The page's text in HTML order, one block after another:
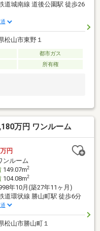
道城南線 道後公園駅 徒歩26
松山市東野１
都市ガス
所有権
万円 ワンルーム
万円
ンルーム
149.07m2
104.08m2
年10月(築27年11ヶ月)
道環状線 勝山町駅 徒歩6分
松山市勝山町１